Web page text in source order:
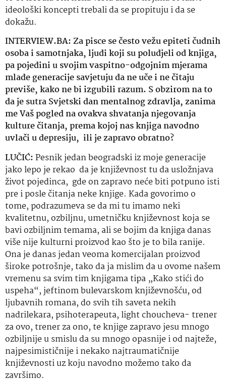
ideološki koncepti trebali da se propituju i da se
dokažu.
INTERVIEW.BA:Za pisce se često vežu epiteti čudnih
osoba i samotnjaka, ljudi koji su poludjeli od knjiga,
pa pojedini u svojim vaspitno-odgojnim mjerama
mlade generacije savjetuju da ne uče i ne čitaju
previše, kako ne bi izgubili razum. S obzirom na to
da je sutra Svjetski dan mentalnog zdravlja, zanima
me Vaš pogled na ovakva shvatanja njegovanja
kulture čitanja, prema kojoj nas knjiga navodno
uvlači u depresiju, ili je zapravo obratno?
LUČIĆ:Pesnik jedan beogradski iz moje generacije
jako lepo je rekao da je književnost tu da usložnjava
život pojedinca, gde on zapravo neće biti potpuno isti
pre i posle čitanja neke knjige. Kada govorimo o
tome, podrazumeva se da mi tu imamo neki
kvalitetnu, ozbiljnu, umetničku književnost koja se
bavi ozbiljnim temama, ali se bojim da knjiga danas
više nije kulturni proizvod kao što je to bila ranije.
Ona je danas jedan veoma komercijalan proizvod
široke potrošnje, tako da ja mislim da u ovome našem
vremenu sa svim tim knjigama tipa „Kako stići do
uspeha“, jeftinom bulevarskom književnošću, od
ljubavnih romana, do svih tih saveta nekih
nadrilekara, psihoterapeuta, light choucheva- trener
za ovo, trener za ono, te knjige zapravo jesu mnogo
ozbiljnije u smislu da su mnogo opasnije i od najteže,
najpesimističnije i nekako najtraumatičnije
književnosti uz koju navodno možemo tako da
završimo.